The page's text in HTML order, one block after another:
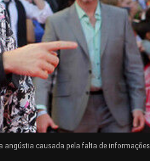
angústia causada pela falta de informações